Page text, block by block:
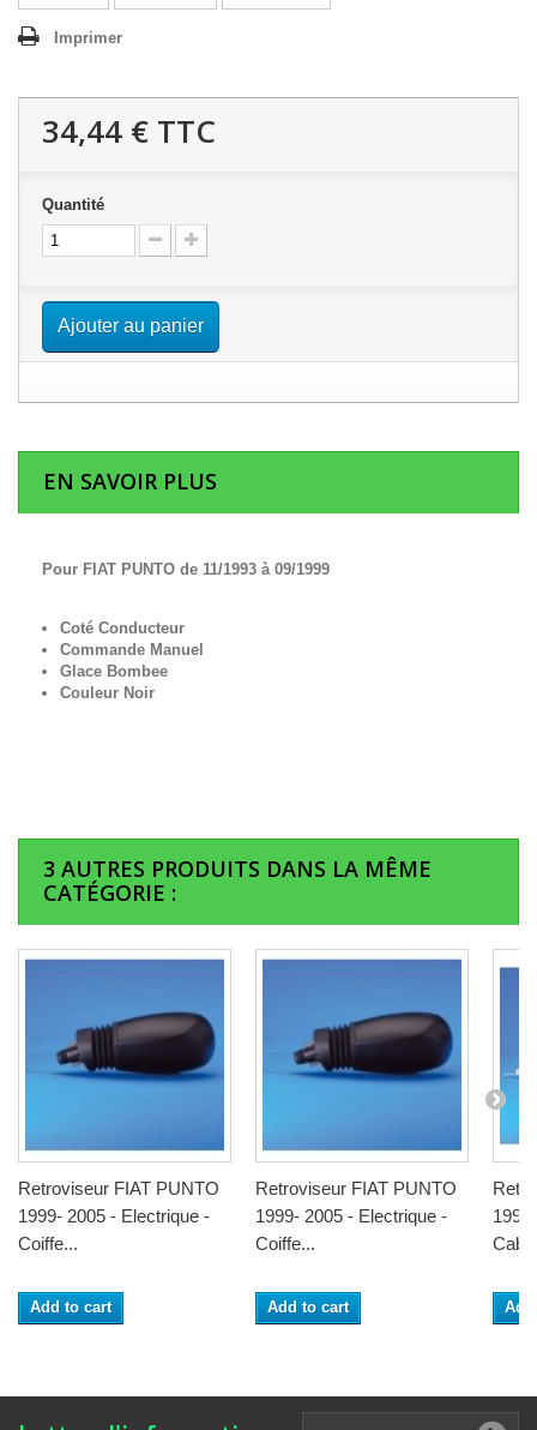
Imprimer
34,44 € TTC
Quantité
Ajouter au panier
EN SAVOIR PLUS
Pour FIAT PUNTO de 11/1993 à 09/1999
Coté Conducteur
Commande Manuel
Glace Bombee
Couleur Noir
3 AUTRES PRODUITS DANS LA MÊME
CATÉGORIE :
Retroviseur FIAT PUNTO
1999- 2005 - Electrique -
Coiffe...
Add to cart
Retroviseur FIAT PUNTO
1999- 2005 - Electrique -
Coiffe...
Add to cart